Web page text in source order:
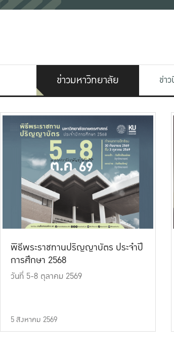
ข่าวมหาวิทยาลัย ข่า
พิธีพระราชทานปริญญาบัตร ประจำปี
การศึกษา 2568
วันที่ 5-8 ตุลาคม 2569
5 สิงหาคม 2569